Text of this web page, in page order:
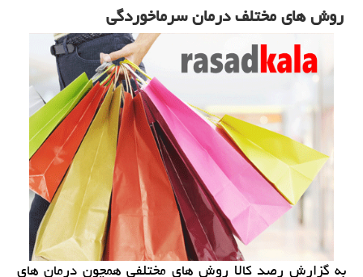
روش های مختلف درمان سرماخوردگی
به گزارش رصد كالا روش های مختلفی همچون درمان های